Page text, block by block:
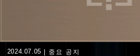
2024.07.05 중요 공지